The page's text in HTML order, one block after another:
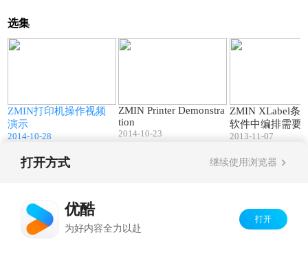
选集
ZMIN打印机操作视频
演示
2014-10-28
ZMIN Printer Demonstra
tion
2014-10-23
ZMIN XLabel条
软件中编排需要
内容
2013-11-07
打开方式 继续使用浏览器
优酷
为好内容全力以赴
打开